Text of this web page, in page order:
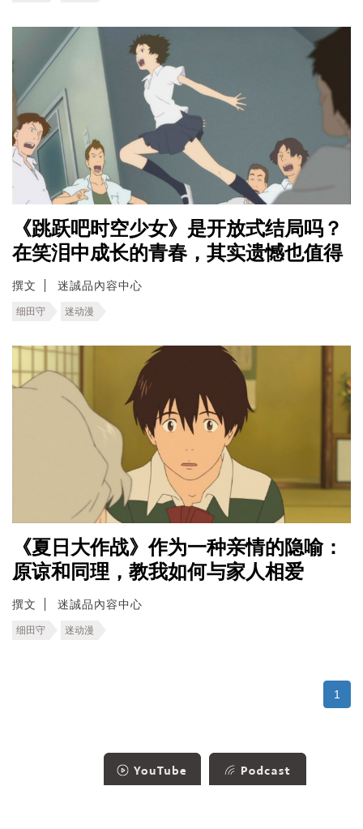
《跳跃吧时空少女》是开放式结局吗？
在笑泪中成长的青春，其实遗憾也值得
撰文 迷誠品內容中心
细田守 迷动漫
《夏日大作战》作为一种亲情的隐喻：
原谅和同理，教我如何与家人相爱
撰文 迷誠品內容中心
细田守 迷动漫
1